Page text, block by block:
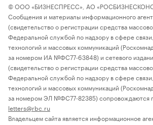
© ООО «БИЗНЕСПРЕСС», АО
Сообщения и материалы информационного
(свидетельство о регистрации средства
Федеральной службой по надзору в сфере
технологий и массовых коммуникаций
за номером ИА №ФС77-63848) и сетевого
(свидетельство о регистрации средства
Федеральной службой по надзору в сфере
технологий и массовых коммуникаций
за номером ЭЛ №ФС77-82385) сопровождаются
letters@rbc.ru
Владельцем сайта является информационное